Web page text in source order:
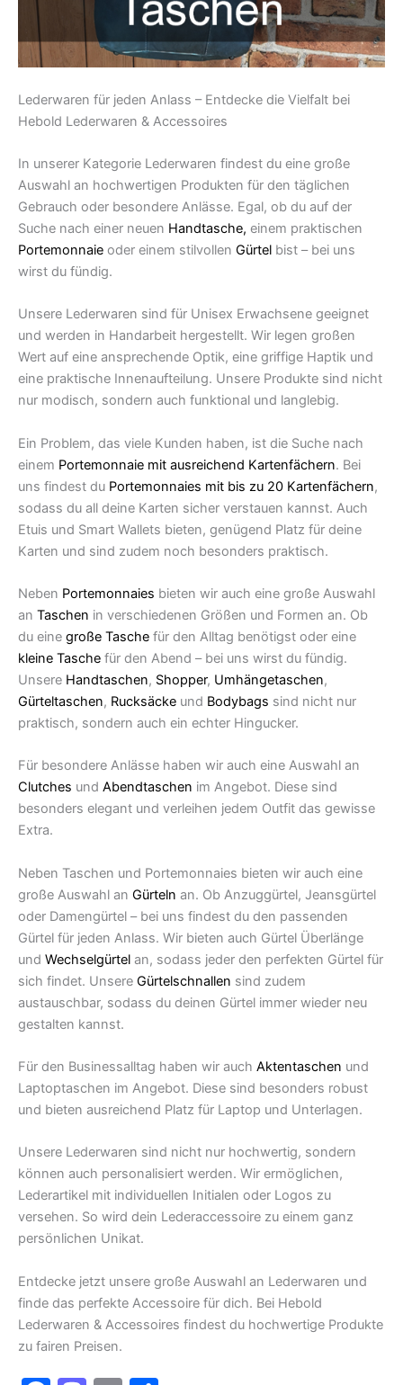
Lederwaren für jeden Anlass – Entdecke die Vielfalt bei
Hebold Lederwaren & Accessoires
In unserer Kategorie Lederwaren findest du eine große
Auswahl an hochwertigen Produkten für den täglichen
Gebrauch oder besondere Anlässe. Egal, ob du auf der
Suche nach einer neuen Handtasche, einem praktischen
Portemonnaie oder einem stilvollen Gürtel bist – bei uns
wirst du fündig.
Unsere Lederwaren sind für Unisex Erwachsene geeignet
und werden in Handarbeit hergestellt. Wir legen großen
Wert auf eine ansprechende Optik, eine griffige Haptik und
eine praktische Innenaufteilung. Unsere Produkte sind nicht
nur modisch, sondern auch funktional und langlebig.
Ein Problem, das viele Kunden haben, ist die Suche nach
einem Portemonnaie mit ausreichend Kartenfächern. Bei
uns findest du Portemonnaies mit bis zu 20 Kartenfächern,
sodass du all deine Karten sicher verstauen kannst. Auch
Etuis und Smart Wallets bieten, genügend Platz für deine
Karten und sind zudem noch besonders praktisch.
Neben Portemonnaies bieten wir auch eine große Auswahl
an Taschen in verschiedenen Größen und Formen an. Ob
du eine große Tasche für den Alltag benötigst oder eine
kleine Tasche für den Abend – bei uns wirst du fündig.
Unsere Handtaschen, Shopper, Umhängetaschen,
Gürteltaschen, Rucksäcke und Bodybags sind nicht nur
praktisch, sondern auch ein echter Hingucker.
Für besondere Anlässe haben wir auch eine Auswahl an
Clutches und Abendtaschen im Angebot. Diese sind
besonders elegant und verleihen jedem Outfit das gewisse
Extra.
Neben Taschen und Portemonnaies bieten wir auch eine
große Auswahl an Gürteln an. Ob Anzuggürtel, Jeansgürtel
oder Damengürtel – bei uns findest du den passenden
Gürtel für jeden Anlass. Wir bieten auch Gürtel Überlänge
und Wechselgürtel an, sodass jeder den perfekten Gürtel für
sich findet. Unsere Gürtelschnallen sind zudem
austauschbar, sodass du deinen Gürtel immer wieder neu
gestalten kannst.
Für den Businessalltag haben wir auch Aktentaschen und
Laptoptaschen im Angebot. Diese sind besonders robust
und bieten ausreichend Platz für Laptop und Unterlagen.
Unsere Lederwaren sind nicht nur hochwertig, sondern
können auch personalisiert werden. Wir ermöglichen,
Lederartikel mit individuellen Initialen oder Logos zu
versehen. So wird dein Lederaccessoire zu einem ganz
persönlichen Unikat.
Entdecke jetzt unsere große Auswahl an Lederwaren und
finde das perfekte Accessoire für dich. Bei Hebold
Lederwaren & Accessoires findest du hochwertige Produkte
zu fairen Preisen.